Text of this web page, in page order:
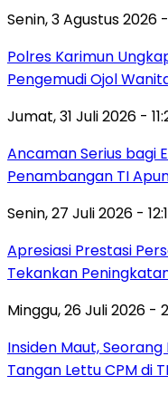
Senin, 3 Agustus 2026
Polres Karimun
Pengemudi Ojol
Jumat, 31 Juli 2026 -
Ancaman Serius bagi
Penambangan TI
Senin, 27 Juli 2026 -
Apresiasi Prestasi
Tekankan
Minggu, 26 Juli 2026 -
Insiden Maut,
Tangan Lettu CPM di